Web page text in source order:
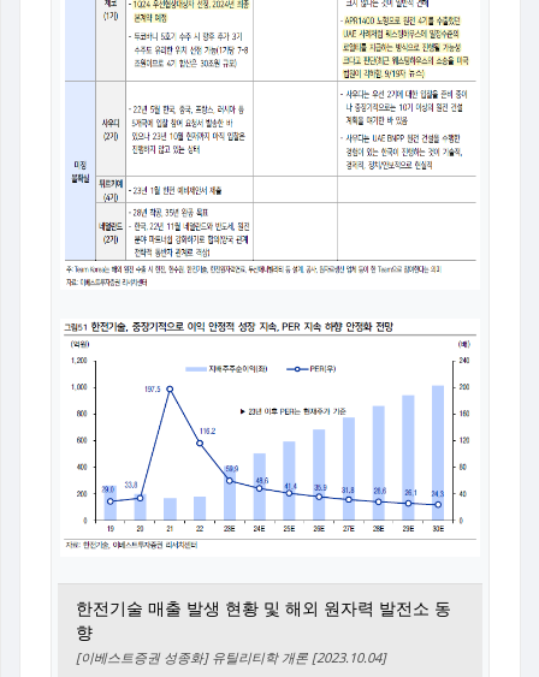
한전기술 매출 발생 현황 및 해외 원자력 발전소 동
향
[이베스트증권 성종화] 유틸리티학 개론 [2023.10.04]